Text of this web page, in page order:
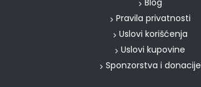
Blog
Pravila privatnosti
Uslovi korišćenja
Uslovi kupovine
Sponzorstva i donacije